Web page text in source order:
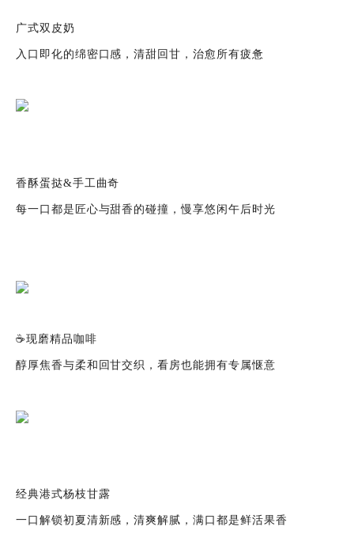
广式双皮奶
入口即化的绵密口感，清甜回甘，治愈所有疲惫
香酥蛋挞&手工曲奇
每一口都是匠心与甜香的碰撞，慢享悠闲午后时光
☕现磨精品咖啡
醇厚焦香与柔和回甘交织，看房也能拥有专属惬意
经典港式杨枝甘露
一口解锁初夏清新感，清爽解腻，满口都是鲜活果香